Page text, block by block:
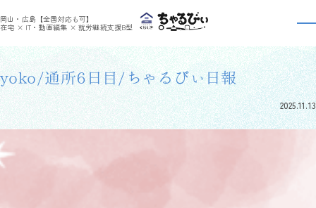
岡山・広島【全国対応も可】
在宅 × IT・動画編集 × 就労継続支援B型
利用者さんの日報 >
利用者さんの日報
yoko/通所6日目/ちゃるびぃ日報
2025.11.13